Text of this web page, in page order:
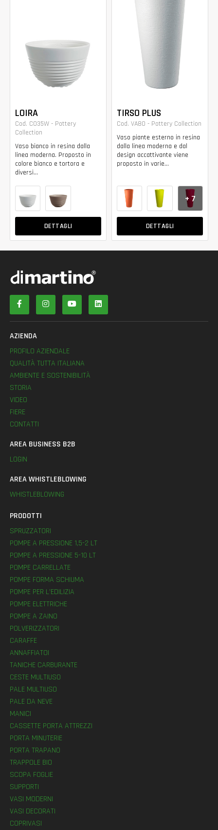
LOIRA
Cod. CO35W - Pottery
Collection
Vaso bianco in resina dalla
linea moderna. Proposto in
colore bianco e tortora e
diversi...
DETTAGLI
TIRSO PLUS
Cod. VA80 - Pottery Collection
Vaso piante esterno in resina
dalla linea moderna e dal
design accattivante viene
proposto in varie...
DETTAGLI
+ 7
AZIENDA
PROFILO AZIENDALE
QUALITÀ TUTTA ITALIANA
AMBIENTE E SOSTENIBILITÀ
STORIA
VIDEO
FIERE
CONTATTI
AREA BUSINESS B2B
LOGIN
AREA WHISTLEBLOWING
WHISTLEBLOWING
PRODOTTI
SPRUZZATORI
POMPE A PRESSIONE 1,5-2 LT
POMPE A PRESSIONE 5-10 LT
POMPE CARRELLATE
POMPE FORMA SCHIUMA
POMPE PER L’EDILIZIA
POMPE ELETTRICHE
POMPE A ZAINO
POLVERIZZATORI
CARAFFE
ANNAFFIATOI
TANICHE CARBURANTE
CESTE MULTIUSO
PALE MULTIUSO
PALE DA NEVE
MANICI
CASSETTE PORTA ATTREZZI
PORTA MINUTERIE
PORTA TRAPANO
TRAPPOLE BIO
SCOPA FOGLIE
SUPPORTI
VASI MODERNI
VASI DECORATI
COPRIVASI